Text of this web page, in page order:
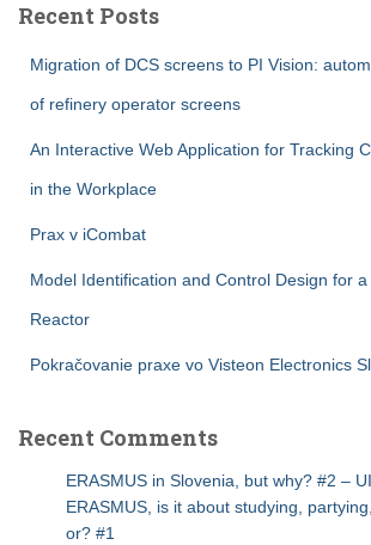
Recent Posts
Migration of DCS screens to PI Vision:
of refinery operator screens
An Interactive Web Application for Tracking
in the Workplace
Prax v iCombat
Model Identification and Control Design for
Reactor
Pokračovanie praxe vo Visteon Electronics
Recent Comments
ERASMUS in Slovenia, but why? #2 –
ERASMUS, is it about studying,
or? #1